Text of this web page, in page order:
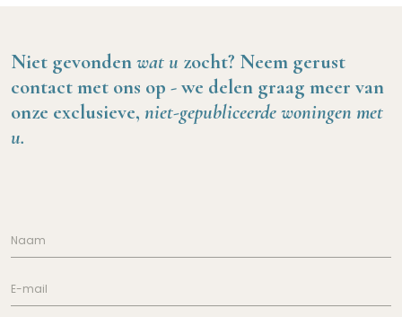
Niet gevondenwat u zocht? Neem gerust
contact met ons op -we delen graag meer van
onze exclusieve, niet-gepubliceerde woningen met
u.